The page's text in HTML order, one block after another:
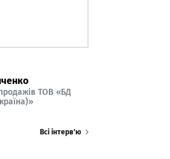
ТОВ «БД
Всі інтерв’ю